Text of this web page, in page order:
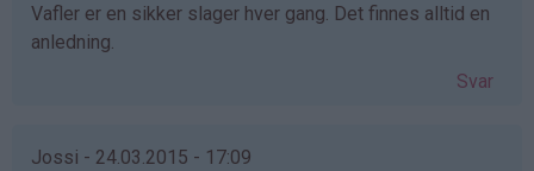
Vafler er en sikker slager hver gang. Det finnes alltid en
anledning.
Svar
Jossi - 24.03.2015 - 17:09